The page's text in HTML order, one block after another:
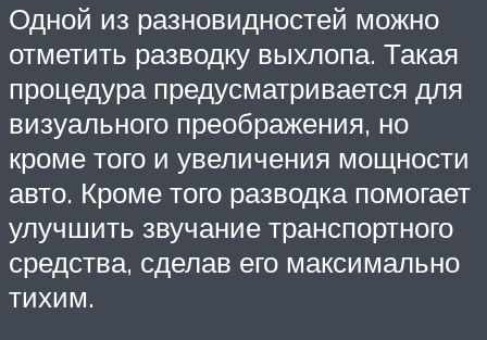
Одной из разновидностей можно
отметить разводку выхлопа. Такая
процедура предусматривается для
визуального преображения, но
кроме того и увеличения мощности
авто. Кроме того разводка помогает
улучшить звучание транспортного
средства, сделав его максимально
тихим.